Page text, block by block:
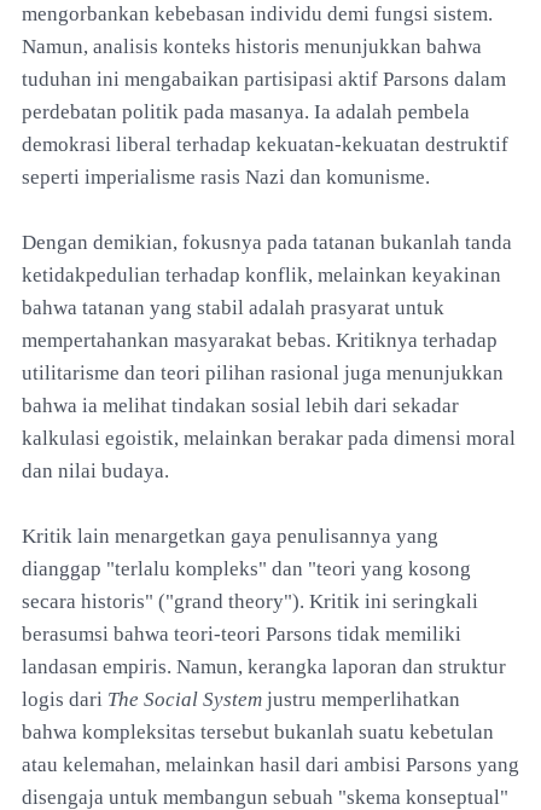
mengorbankan kebebasan individu demi fungsi sistem.
Namun, analisis konteks historis menunjukkan bahwa
tuduhan ini mengabaikan partisipasi aktif Parsons dalam
perdebatan politik pada masanya. Ia adalah pembela
demokrasi liberal terhadap kekuatan-kekuatan destruktif
seperti imperialisme rasis Nazi dan komunisme.
Dengan demikian, fokusnya pada tatanan bukanlah tanda
ketidakpedulian terhadap konflik, melainkan keyakinan
bahwa tatanan yang stabil adalah prasyarat untuk
mempertahankan masyarakat bebas. Kritiknya terhadap
utilitarisme dan teori pilihan rasional juga menunjukkan
bahwa ia melihat tindakan sosial lebih dari sekadar
kalkulasi egoistik, melainkan berakar pada dimensi moral
dan nilai budaya.
Kritik lain menargetkan gaya penulisannya yang
dianggap "terlalu kompleks" dan "teori yang kosong
secara historis" ("grand theory"). Kritik ini seringkali
berasumsi bahwa teori-teori Parsons tidak memiliki
landasan empiris. Namun, kerangka laporan dan struktur
logis dari The Social System justru memperlihatkan
bahwa kompleksitas tersebut bukanlah suatu kebetulan
atau kelemahan, melainkan hasil dari ambisi Parsons yang
disengaja untuk membangun sebuah "skema konseptual"